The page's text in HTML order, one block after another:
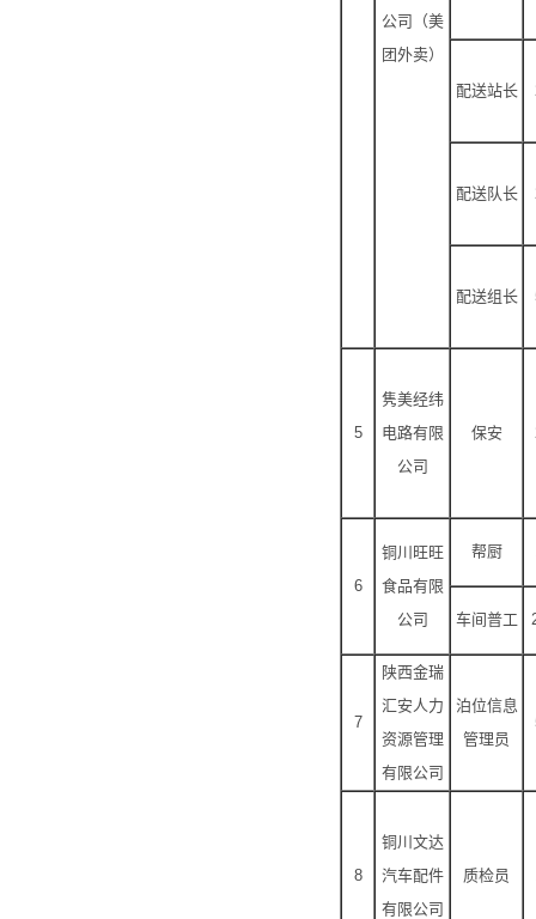
公司（美
团外卖）
配送站长
配送队长
配送组长
5
隽美经纬
电路有限
公司
保安
6
铜川旺旺
食品有限
公司
帮厨
车间普工
7
陕西金瑞
汇安人力
资源管理
有限公司
泊位信息
管理员
8
铜川文达
汽车配件
有限公司
质检员